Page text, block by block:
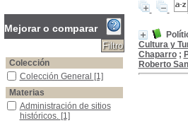
Cultura y
Chaparro;
Roberto
Mejorar o comparar
Colección
Colección General
Colección General [1]
Materias
Administración de sitios históricos.
Administración de sitios
históricos. [1]